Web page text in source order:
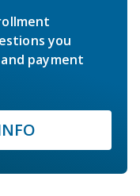
you
payment